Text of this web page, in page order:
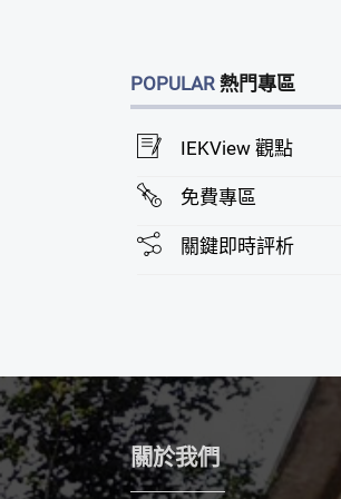
POPULAR 熱門專區
IEKView 觀點
免費專區
關鍵即時評析
關於我們